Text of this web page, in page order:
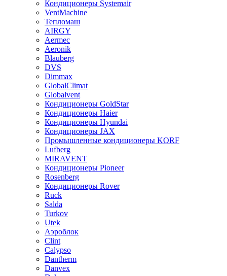
Кондиционеры Systemair
VentMachine
Тепломаш
AIRGY
Aermec
Aeronik
Blauberg
DVS
Dimmax
GlobalClimat
Globalvent
Кондиционеры GoldStar
Кондиционеры Haier
Кондиционеры Hyundai
Кондиционеры JAX
Промышленные кондиционеры KORF
Lufberg
MIRAVENT
Кондиционеры Pioneer
Rosenberg
Кондиционеры Rover
Ruck
Salda
Turkov
Utek
Аэроблок
Clint
Calypso
Dantherm
Danvex